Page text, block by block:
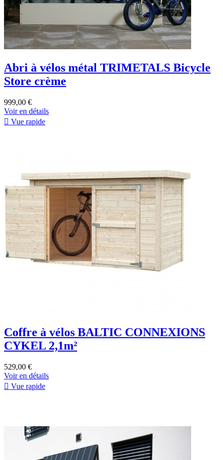
Abri à vélos métal TRIMETALS Bicycle
Store crème
999,00 €
Voir en détails
 Vue rapide
Coffre à vélos BALTIC CONNEXIONS
CYKEL 2,1m²
529,00 €
Voir en détails
 Vue rapide